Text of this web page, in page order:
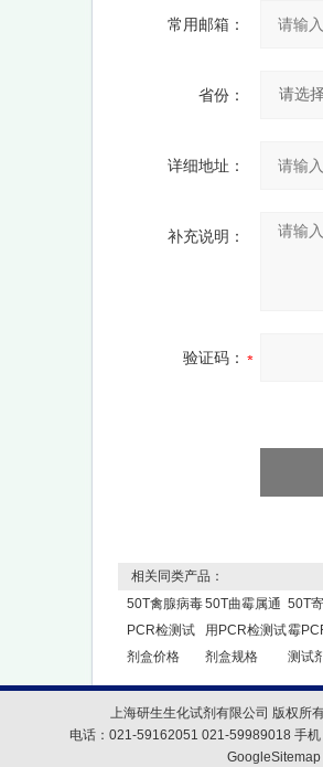
常用邮箱：
省份：
详细地址：
补充说明：
验证码：
相关同类产品：
50T禽腺病毒
PCR检测试
剂盒价格
50T曲霉属通
用PCR检测试
剂盒规格
50T
霉
测试
上海研生生化试剂有限公司 版权所
电话：021-59162051 021-59989018 手
GoogleSitemap